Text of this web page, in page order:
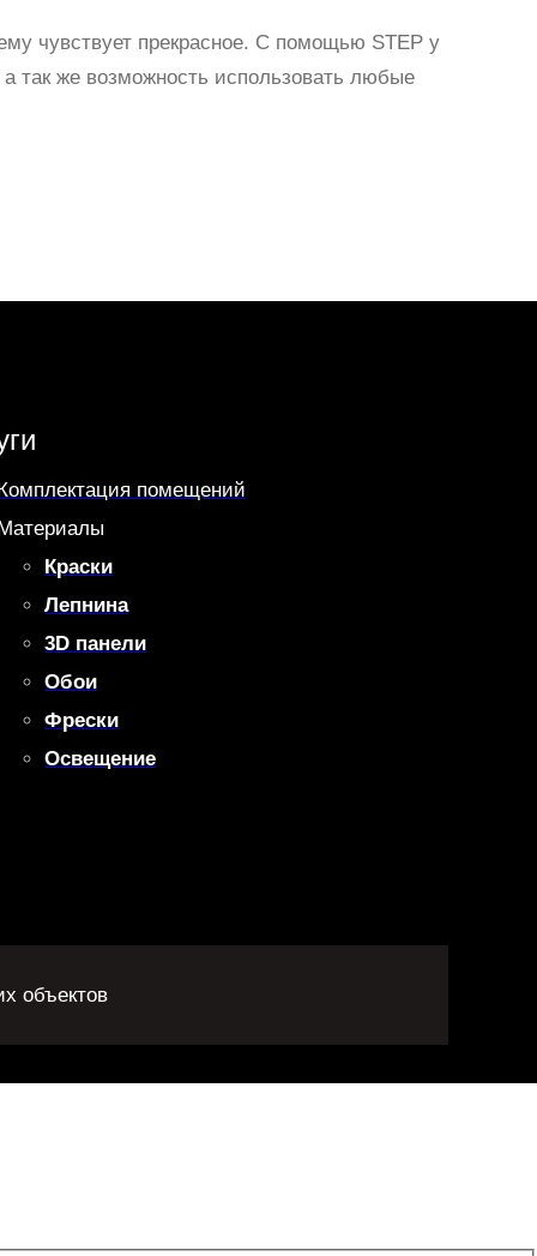
чувствует прекрасное. С помощью STEP у
так же возможность использовать любые
помещений
Краски
Лепнина
3D панели
Обои
Фрески
Освещение
объектов